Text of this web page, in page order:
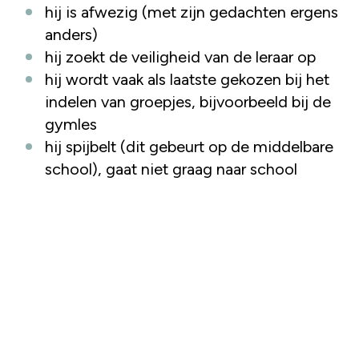
hij is afwezig (met zijn gedachten ergens
anders)
hij zoekt de veiligheid van de leraar op
hij wordt vaak als laatste gekozen bij het
indelen van groepjes, bijvoorbeeld bij de
gymles
hij spijbelt (dit gebeurt op de middelbare
school), gaat niet graag naar school